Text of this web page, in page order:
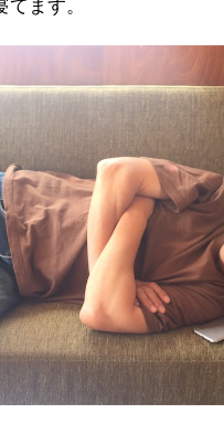
ます。